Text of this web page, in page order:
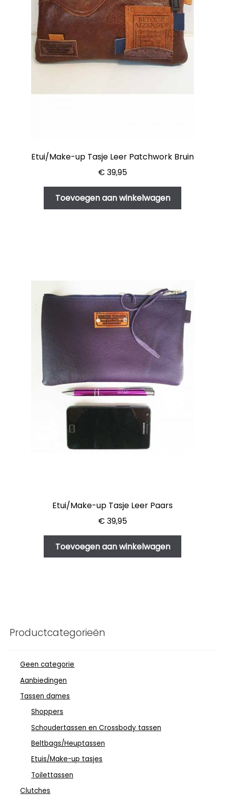
Etui/Make-up Tasje Leer Patchwork Bruin
€ 39,95
Toevoegen aan winkelwagen
Etui/Make-up Tasje Leer Paars
€ 39,95
Toevoegen aan winkelwagen
Productcategorieën
Geen categorie
Aanbiedingen
Tassen dames
Shoppers
Schoudertassen en Crossbody tassen
Beltbags/Heuptassen
Etuis/Make-up tasjes
Toilettassen
Clutches